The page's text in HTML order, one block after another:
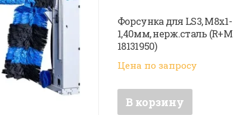
Форсунка для LS3, M8x1-
1,40мм, нерж.сталь (R+M
18131950)
Цена по запросу
В корзину